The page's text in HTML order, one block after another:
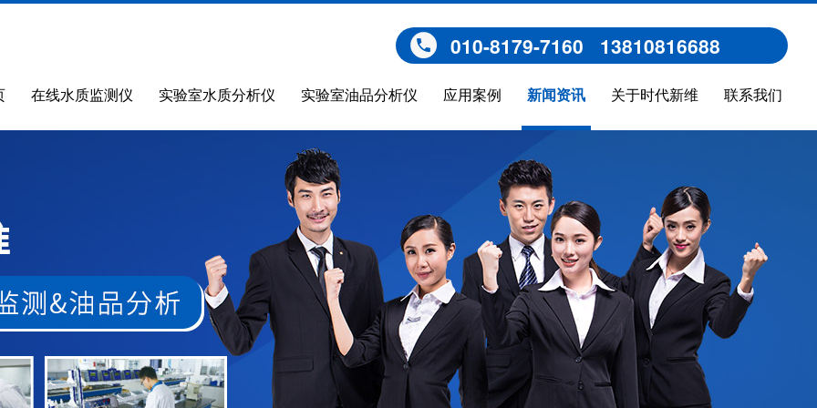
010-8179-7160 13810816688
在线水质监测仪 实验室水质分析仪 实验室油品分析仪 应用案例 新闻资讯 关于时代新维 联系我们